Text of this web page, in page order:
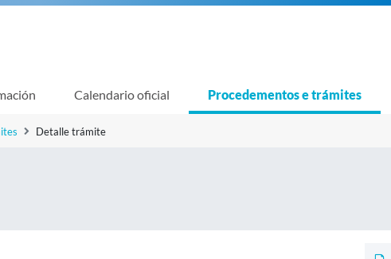
Calendario oficial Procedementos e trámites
Detalle trámite